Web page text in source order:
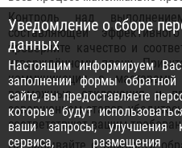
Контроль над
составляющей
проверяйте качество и
утверждённому плану.
коммуникация с мастерами
возможные отклонения и
завершением этапов
соответствуют вашим
Уведомление о сборе
данных
Настоящим информируем
заполнении формы
сайте, вы предоставляете
которые будут
ваши запросы, улучшения
сервиса,